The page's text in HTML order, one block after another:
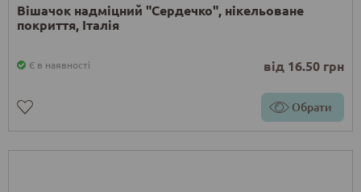
Вішачок надміцний "Сердечко", нікельоване
покриття, Італія
Є в наявності від 16.50 грн
Обрати